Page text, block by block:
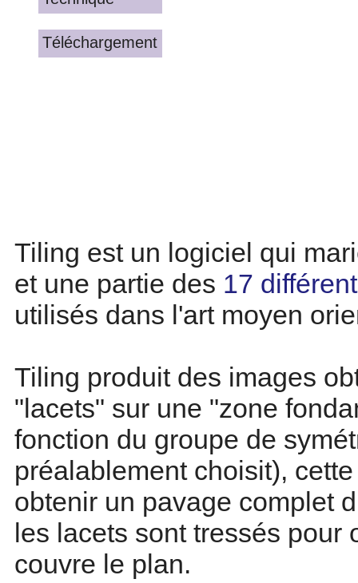
Téléchargement
Tiling est un logiciel qui
et une partie des 17
utilisés dans l'art moyen
Tiling produit des images
"lacets" sur une "zone
fonction du groupe de
préalablement choisit),
obtenir un pavage complet
les lacets sont tressés pour
couvre le plan.